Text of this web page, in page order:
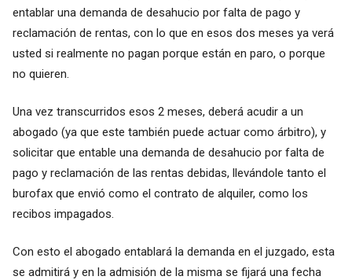
entablar una demanda de desahucio por falta de pago y
reclamación de rentas, con lo que en esos dos meses ya verá
usted si realmente no pagan porque están en paro, o porque
no quieren.
Una vez transcurridos esos 2 meses, deberá acudir a un
abogado (ya que este también puede actuar como árbitro), y
solicitar que entable una demanda de desahucio por falta de
pago y reclamación de las rentas debidas, llevándole tanto el
burofax que envió como el contrato de alquiler, como los
recibos impagados.
Con esto el abogado entablará la demanda en el juzgado, esta
se admitirá y en la admisión de la misma se fijará una fecha